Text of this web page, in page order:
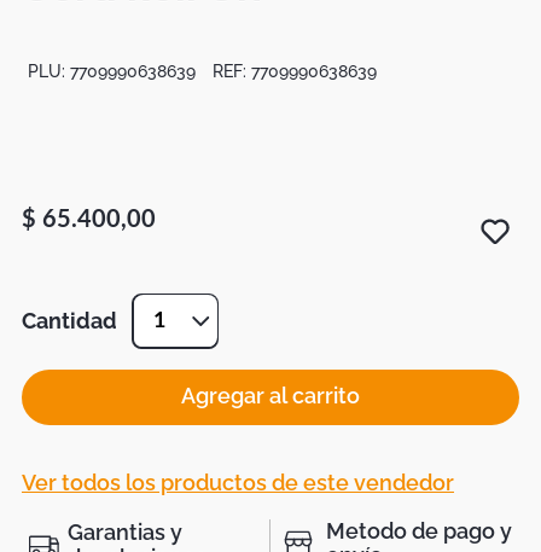
PLU: 7709990638639 REF: 7709990638639
$ 65.400,00
Cantidad 1
Agregar al carrito
Ver todos los productos de este vendedor
Garantias y
Metodo de pago y